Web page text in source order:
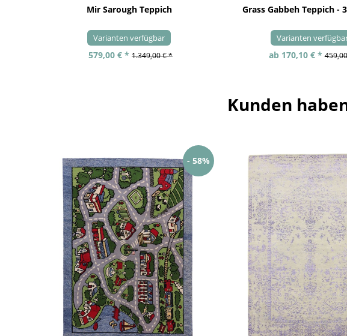
Mir Sarough Teppich
Varianten verfügbar
579,00 € * 1.349,00 € *
Grass Gabbeh Teppich -
Varianten
ab 170,10 € *
Kunden
- 58%